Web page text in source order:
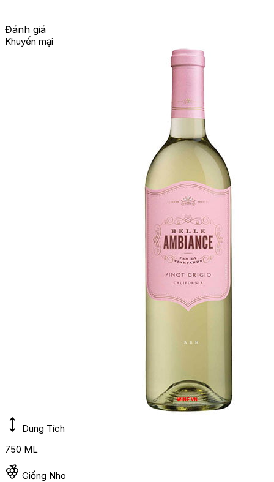
Đánh giá
Khuyến mại
Dung Tích
750 ML
Giống Nho